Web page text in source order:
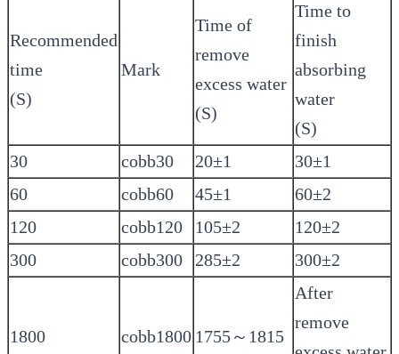
Recommended
time
(S)
Mark
Time of
remove
excess water
(S)
Time to
finish
absorbing
water
(S)
30
cobb30 20±1
30±1
60
cobb60 45±1
60±2
120
cobb120 105±2
120±2
300
cobb300 285±2 300±2
1800 cobb1800 1755～1815
After
remove